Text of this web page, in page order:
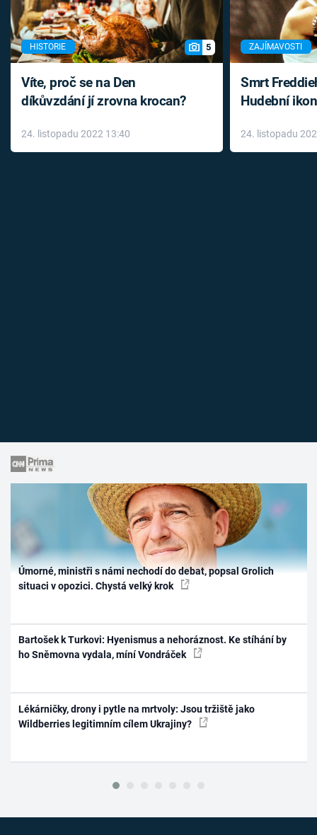
HISTORIE 5
Víte, proč se na Den
díkůvzdání jí zrovna krocan?
24. listopadu 2022 13:40
ZAJÍMAVOSTI
Smrt
Hudební
léky
24. listopadu
Úmorné, ministři s námi nechodí do debat, popsal Grolich
situaci v opozici. Chystá velký krok
Bartošek k Turkovi: Hyenismus a nehoráznost. Ke stíhání by
ho Sněmovna vydala, míní Vondráček
Lékárničky, drony i pytle na mrtvoly: Jsou tržiště jako
Wildberries legitimním cílem Ukrajiny?